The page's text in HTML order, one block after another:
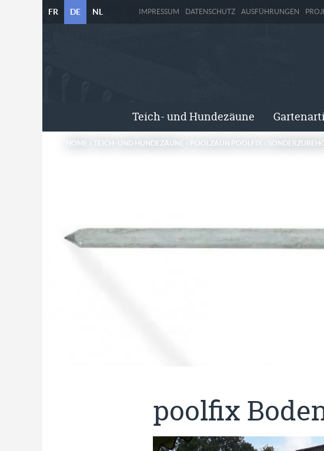
FR DE NL IMPRESSUM DATENSCHUTZ AUSFÜHRUNGEN
Teich- und Hundezäune
HOME TEICH- UND HUNDEZÄUNE POOLZAUN POOLFIX
poolfix